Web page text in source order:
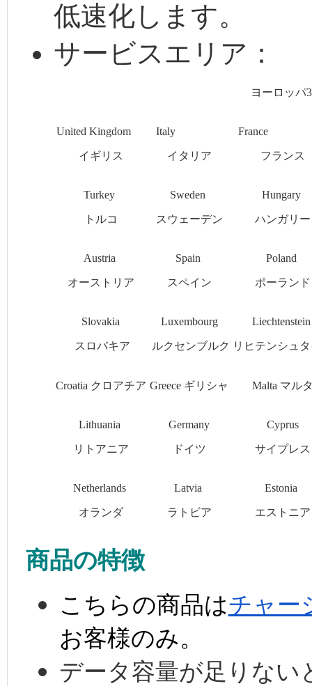
低速化します。
サービスエリア：
ヨーロッパ
United Kingdom
イギリス
Italy
イタリア フランス
Turkey
トルコ
Sweden
スウェーデン
Hungary
ハンガリー
Austria
オーストリア
Spain
スペイン
Poland
ポーランド
Slovakia
スロバキア
Luxembourg
ルクセンブルク リヒテンシュ
Croatia クロアチア Greece ギリシャ Malta マル
Lithuania
リトアニア
Germany
ドイツ
Cyprus
サイプレス
Netherlands
オランダ
Latvia
ラトビア
Estonia
エストニア
商品の特徴
こちらの商品はチャー
お客様のみ。
データ容量が足りない